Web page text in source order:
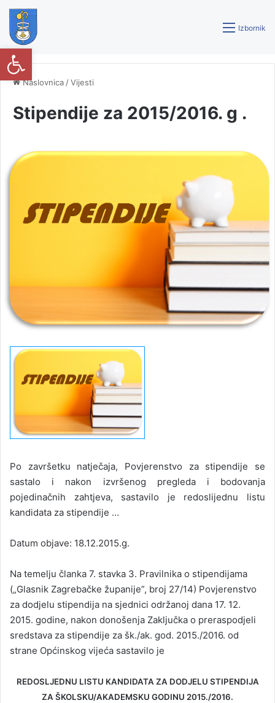
Izbornik
Naslovnica /Vijesti
Stipendije za 2015/2016. g .
Po završetku natječaja, Povjerenstvo za stipendije se
sastalo i nakon izvršenog pregleda i bodovanja
pojedinačnih zahtjeva, sastavilo je redoslijednu listu
kandidata za stipendije …
Datum objave: 18.12.2015.g.
Na temelju članka 7. stavka 3. Pravilnika o stipendijama
(„Glasnik Zagrebačke županije”, broj 27/14) Povjerenstvo
za dodjelu stipendija na sjednici održanoj dana 17. 12.
2015. godine, nakon donošenja Zaključka o preraspodjeli
sredstava za stipendije za šk./ak. god. 2015./2016. od
strane Općinskog vijeća sastavilo je
REDOSLJEDNU LISTU KANDIDATA ZA DODJELU STIPENDIJA
ZA ŠKOLSKU/AKADEMSKU GODINU 2015./2016.
Open toolbar